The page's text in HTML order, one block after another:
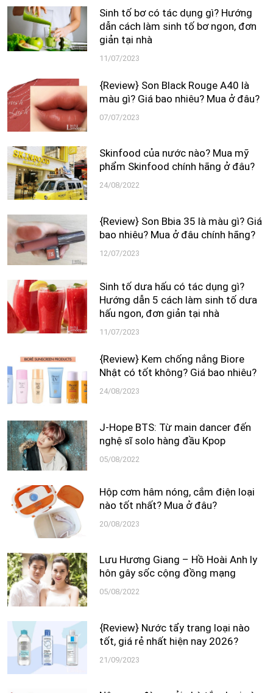
Sinh tố bơ có tác dụng gì? Hướng
dẫn cách làm sinh tố bơ ngon, đơn
giản tại nhà
11/07/2023
{Review} Son Black Rouge A40 là
màu gì? Giá bao nhiêu? Mua ở đâu?
07/07/2023
Skinfood của nước nào? Mua mỹ
phẩm Skinfood chính hãng ở đâu?
24/08/2022
{Review} Son Bbia 35 là màu gì? Giá
bao nhiêu? Mua ở đâu chính hãng?
12/07/2023
Sinh tố dưa hấu có tác dụng gì?
Hướng dẫn 5 cách làm sinh tố dưa
hấu ngon, đơn giản tại nhà
11/07/2023
{Review} Kem chống nắng Biore
Nhật có tốt không? Giá bao nhiêu?
24/08/2023
J-Hope BTS: Từ main dancer đến
nghệ sĩ solo hàng đầu Kpop
05/08/2022
Hộp cơm hâm nóng, cắm điện loại
nào tốt nhất? Mua ở đâu?
20/08/2023
Lưu Hương Giang – Hồ Hoài Anh ly
hôn gây sốc cộng đồng mạng
05/08/2022
{Review} Nước tẩy trang loại nào
tốt, giá rẻ nhất hiện nay 2026?
21/09/2023